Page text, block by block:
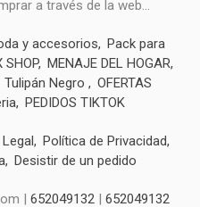
a través de la web...
y accesorios
Pack para
SHOP
MENAJE DEL HOGAR
Tulipán Negro
OFERTAS
PEDIDOS TIKTOK
Política de Privacidad
Desistir de un pedido
| 652049132 652049132